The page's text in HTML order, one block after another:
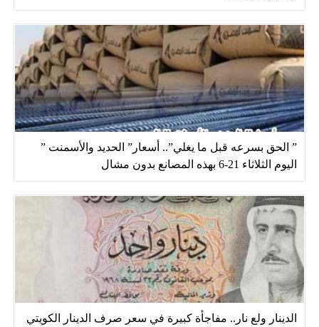
” الحق بسرعه قبل ما يغلي”.. أسعار” الحديد والأسمنت ”
اليوم الثلاثاء 21-6 بهذه المصانع بدون مشال
الدينار ولع نار.. مفاجأة كبيرة في سعر صرف الدينار الكويتي